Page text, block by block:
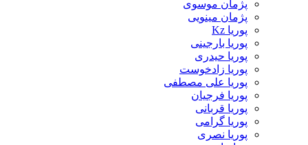
پژمان موسوی
پژمان مینویی
پوریا Kz
پوریا بارجینی
پوریا حیدری
پوریا زادخوست
پوریا علی مصطفی
پوریا فرجیان
پوریا قربانی
پوریا گرامی
پوریا نصری